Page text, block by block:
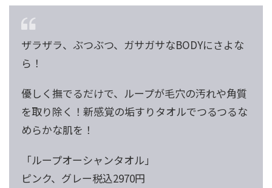
ザラザラ、ぶつぶつ、ガサガサなBODYにさよな
ら！
優しく撫でるだけで、ループが毛穴の汚れや角質
を取り除く！新感覚の垢すりタオルでつるつるな
めらかな肌を！
「ループオーシャンタオル」
ピンク、グレー税込2970円